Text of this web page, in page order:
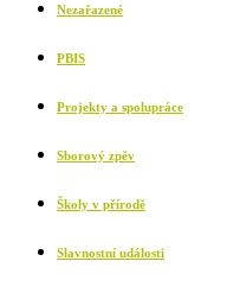
Nezařazené
PBIS
Projekty a spolupráce
Sborový zpěv
Školy v přírodě
Slavnostní události